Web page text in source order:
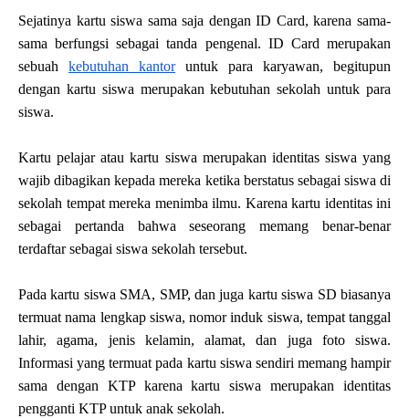
Sejatinya kartu siswa sama saja dengan ID Card, karena sama-
sama berfungsi sebagai tanda pengenal. ID Card merupakan
sebuah kebutuhan kantor untuk para karyawan, begitupun
dengan kartu siswa merupakan kebutuhan sekolah untuk para
siswa.
Kartu pelajar atau kartu siswa merupakan identitas siswa yang
wajib dibagikan kepada mereka ketika berstatus sebagai siswa di
sekolah tempat mereka menimba ilmu. Karena kartu identitas ini
sebagai pertanda bahwa seseorang memang benar-benar
terdaftar sebagai siswa sekolah tersebut.
Pada kartu siswa SMA, SMP, dan juga kartu siswa SD biasanya
termuat nama lengkap siswa, nomor induk siswa, tempat tanggal
lahir, agama, jenis kelamin, alamat, dan juga foto siswa.
Informasi yang termuat pada kartu siswa sendiri memang hampir
sama dengan KTP karena kartu siswa merupakan identitas
pengganti KTP untuk anak sekolah.